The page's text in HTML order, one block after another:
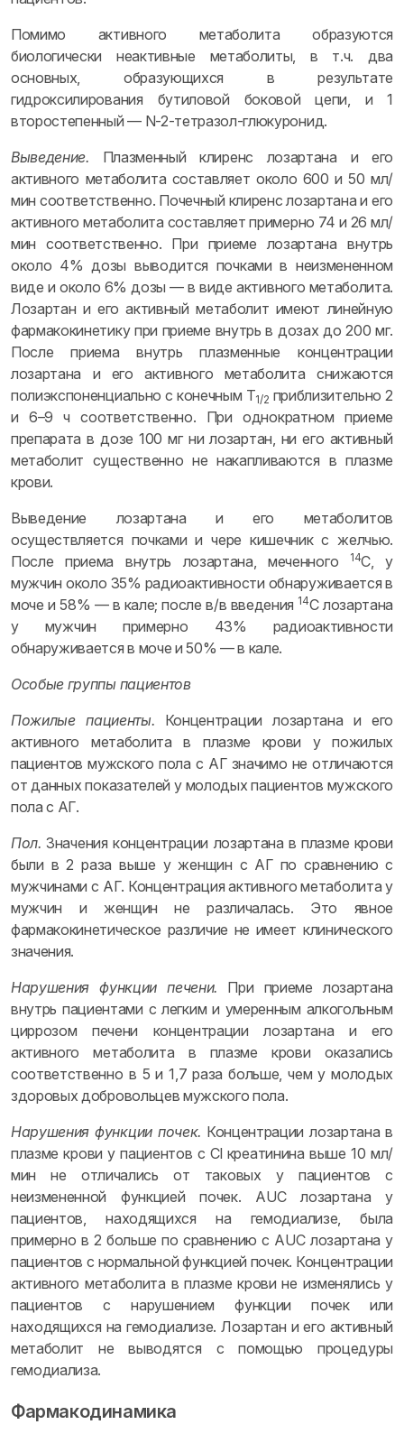
Помимо активного метаболита образуются
биологически неактивные метаболиты, в т.ч. два
основных, образующихся в результате
гидроксилирования бутиловой боковой цепи, и 1
второстепенный — N-2-тетразол-глюкуронид.
Выведение. Плазменный клиренс лозартана и его
активного метаболита составляет около 600 и 50 мл/
мин соответственно. Почечный клиренс лозартана и его
активного метаболита составляет примерно 74 и 26 мл/
мин соответственно. При приеме лозартана внутрь
около 4% дозы выводится почками в неизмененном
виде и около 6% дозы — в виде активного метаболита.
Лозартан и его активный метаболит имеют линейную
фармакокинетику при приеме внутрь в дозах до 200 мг.
После приема внутрь плазменные концентрации
лозартана и его активного метаболита снижаются
полиэкспоненциально с конечным T1/2 приблизительно 2
и 6–9 ч соответственно. При однократном приеме
препарата в дозе 100 мг ни лозартан, ни его активный
метаболит существенно не накапливаются в плазме
крови.
Выведение лозартана и его метаболитов
осуществляется почками и чере кишечник с желчью.
После приема внутрь лозартана, меченного
14C, у
мужчин около 35% радиоактивности обнаруживается в
моче и 58% — в кале; после в/в введения 14C лозартана
у мужчин примерно 43% радиоактивности
обнаруживается в моче и 50% — в кале.
Особые группы пациентов
Пожилые пациенты. Концентрации лозартана и его
активного метаболита в плазме крови у пожилых
пациентов мужского пола с АГ значимо не отличаются
от данных показателей у молодых пациентов мужского
пола с АГ.
Пол. Значения концентрации лозартана в плазме крови
были в 2 раза выше у женщин с АГ по сравнению с
мужчинами с АГ. Концентрация активного метаболита у
мужчин и женщин не различалась. Это явное
фармакокинетическое различие не имеет клинического
значения.
Нарушения функции печени. При приеме лозартана
внутрь пациентами с легким и умеренным алкогольным
циррозом печени концентрации лозартана и его
активного метаболита в плазме крови оказались
соответственно в 5 и 1,7 раза больше, чем у молодых
здоровых добровольцев мужского пола.
Нарушения функции почек. Концентрации лозартана в
плазме крови у пациентов с Cl креатинина выше 10 мл/
мин не отличались от таковых у пациентов с
неизмененной функцией почек. AUC лозартана у
пациентов, находящихся на гемодиализе, была
примерно в 2 больше по сравнению с AUC лозартана у
пациентов с нормальной функцией почек. Концентрации
активного метаболита в плазме крови не изменялись у
пациентов с нарушением функции почек или
находящихся на гемодиализе. Лозартан и его активный
метаболит не выводятся с помощью процедуры
гемодиализа.
Фармакодинамика